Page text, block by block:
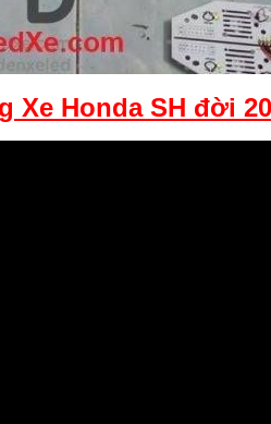
Xe Honda SH đời